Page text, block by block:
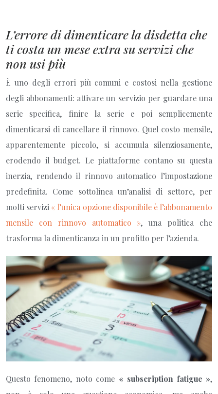
L’errore di dimenticare la disdetta che
ti costa un mese extra su servizi che
non usi più
È uno degli errori più comuni e costosi nella gestione
degli abbonamenti: attivare un servizio per guardare una
serie specifica, finire la serie e poi semplicemente
dimenticarsi di cancellare il rinnovo. Quel costo mensile,
apparentemente piccolo, si accumula silenziosamente,
erodendo il budget. Le piattaforme contano su questa
inerzia, rendendo il rinnovo automatico l’impostazione
predefinita. Come sottolinea un’analisi di settore, per
molti servizi« l’unica opzione disponibile è l’abbonamento
mensile con rinnovo automatico », una politica che
trasforma la dimenticanza in un profitto per l’azienda.
Questo fenomeno, noto come « subscription fatigue »,